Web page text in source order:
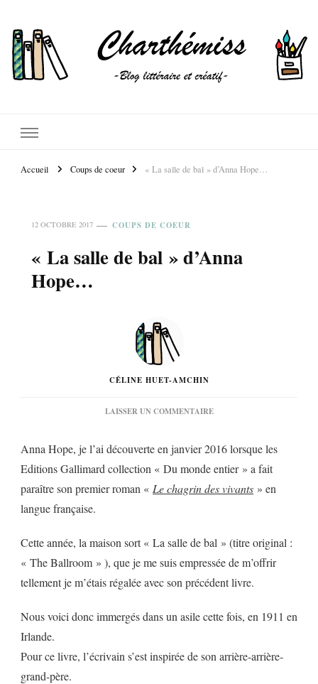
Accueil Coups de coeur « La salle de bal » d’Anna Hope…
12 OCTOBRE 2017 COUPS DE COEUR
« La salle de bal » d’Anna
Hope…
CÉLINE HUET-AMCHIN
LAISSER UN COMMENTAIRESUR
DE
D’ANNA
HOPE…
Anna Hope, je l’ai découverte en janvier 2016 lorsque les
Editions Gallimard collection « Du monde entier » a fait
paraître son premier roman « Le chagrin des vivants » en
langue française.
Cette année, la maison sort « La salle de bal » (titre original :
« The Ballroom » ), que je me suis empressée de m’offrir
tellement je m’étais régalée avec son précédent livre.
Nous voici donc immergés dans un asile cette fois, en 1911 en
Irlande.
Pour ce livre, l’écrivain s’est inspirée de son arrière-arrière-
grand-père.